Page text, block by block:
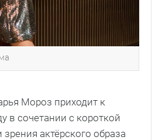
Мороз приходит к
в сочетании с короткой
актёрского образа